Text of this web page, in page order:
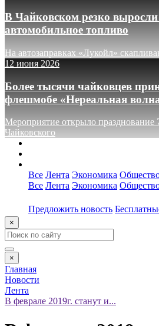
В Чайковском резко
автомобильное топливо
На автозаправках «Лукойл»
12 июня 2026
Более тысячи чайковцев
флешмобе «Нереальная
Мероприятие открыло празднование
Чайковского
Все Лента Экономика
Все Лента Экономика
Предложить новость
×
×
Главная
Новости
Лента
В феврале 2019г. станут и...